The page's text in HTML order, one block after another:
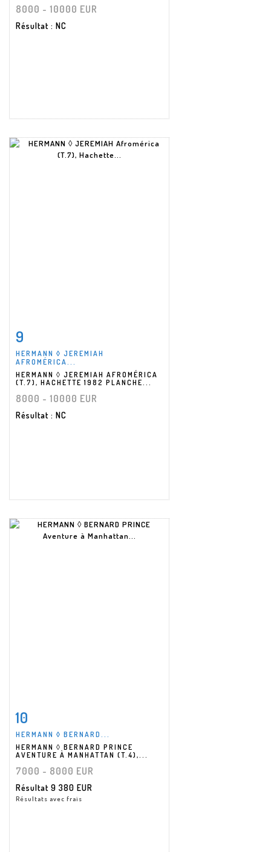
8000 - 10000 EUR
Résultat : NC
9
HERMANN ◊ JEREMIAH
AFROMÉRICA...
HERMANN ◊ JEREMIAH AFROMÉRICA
(T.7), HACHETTE 1982 PLANCHE...
8000 - 10000 EUR
Résultat : NC
Fiche détaillée
10
HERMANN ◊ BERNARD...
HERMANN ◊ BERNARD PRINCE
AVENTURE À MANHATTAN (T.4),...
7000 - 8000 EUR
Résultat 9 380 EUR
Résultats avec frais